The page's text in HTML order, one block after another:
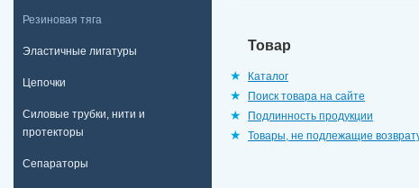
Товар
Каталог
Поиск товара на сайте
Подлинность продукции
Товары, не подлежащие
Резиновая тяга
Эластичные лигатуры
Цепочки
Силовые трубки, нити и
протекторы
Сепараторы